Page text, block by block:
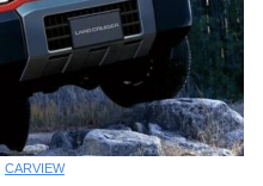
CARVIEW